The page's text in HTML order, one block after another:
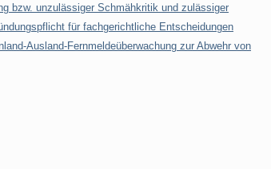
bzw. unzulässiger Schmähkritik und zulässiger
für fachgerichtliche Entscheidungen
Ausland-Fernmeldeüberwachung zur Abwehr von